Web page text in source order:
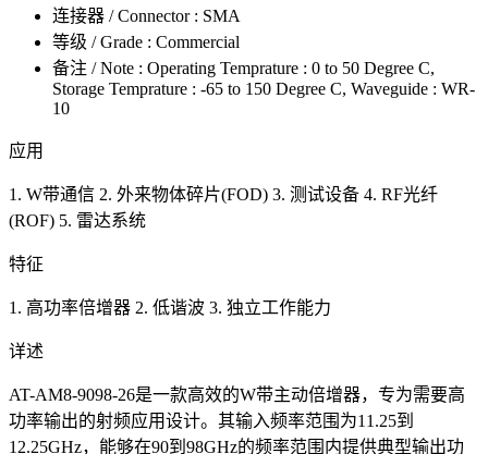
连接器 / Connector : SMA
等级 / Grade : Commercial
备注 / Note : Operating Temprature : 0 to 50 Degree C,
Storage Temprature : -65 to 150 Degree C, Waveguide : WR-
10
应用
1. W带通信 2. 外来物体碎片(FOD) 3. 测试设备 4. RF光纤
(ROF) 5. 雷达系统
特征
1. 高功率倍增器 2. 低谐波 3. 独立工作能力
详述
AT-AM8-9098-26是一款高效的W带主动倍增器，专为需要高
功率输出的射频应用设计。其输入频率范围为11.25到
12.25GHz，能够在90到98GHz的频率范围内提供典型输出功